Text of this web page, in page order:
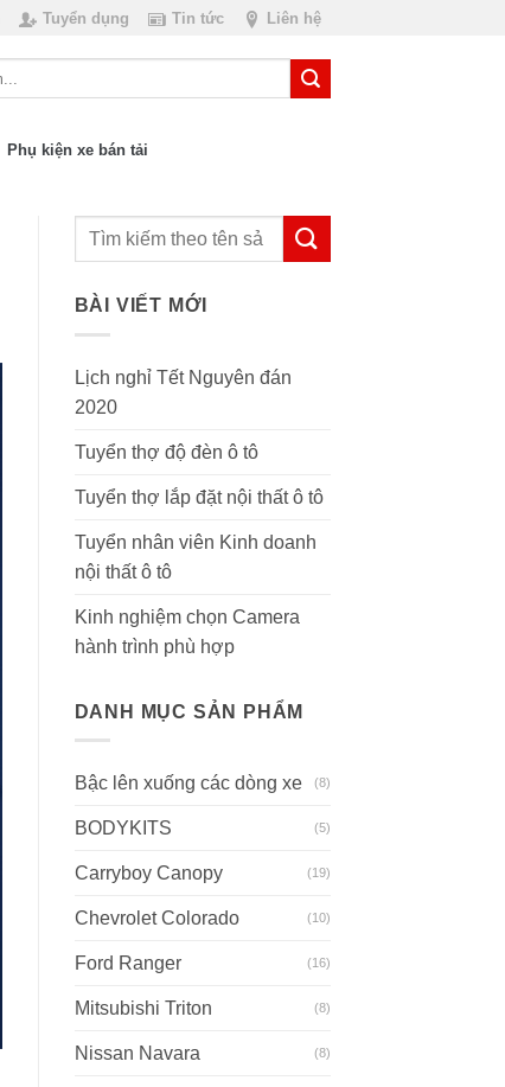
Tuyển dụng Tin tức Liên hệ
Phụ kiện xe bán tải
BÀI VIẾT MỚI
Lịch nghỉ Tết Nguyên đán
2020
Tuyển thợ độ đèn ô tô
Tuyển thợ lắp đặt nội thất ô tô
Tuyển nhân viên Kinh doanh
nội thất ô tô
Kinh nghiệm chọn Camera
hành trình phù hợp
DANH MỤC SẢN PHẨM
Bậc lên xuống các dòng xe (8)
BODYKITS (5)
Carryboy Canopy (19)
Chevrolet Colorado (10)
Ford Ranger (16)
Mitsubishi Triton (8)
Nissan Navara (8)